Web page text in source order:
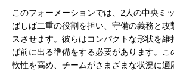
このフォーメーションでは、2人の中央ミ
ばしば二重の役割を担い、守備の義務と攻
スさせます。彼らはコンパクトな形状を
ば前に出る準備をする必要があります。こ
軟性を高め、チームがさまざまな状況に適